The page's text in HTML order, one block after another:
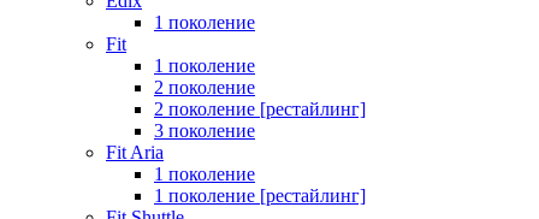
1 поколение
Fit
1 поколение
2 поколение
2 поколение [рестайлинг]
3 поколение
Fit Aria
1 поколение
1 поколение [рестайлинг]